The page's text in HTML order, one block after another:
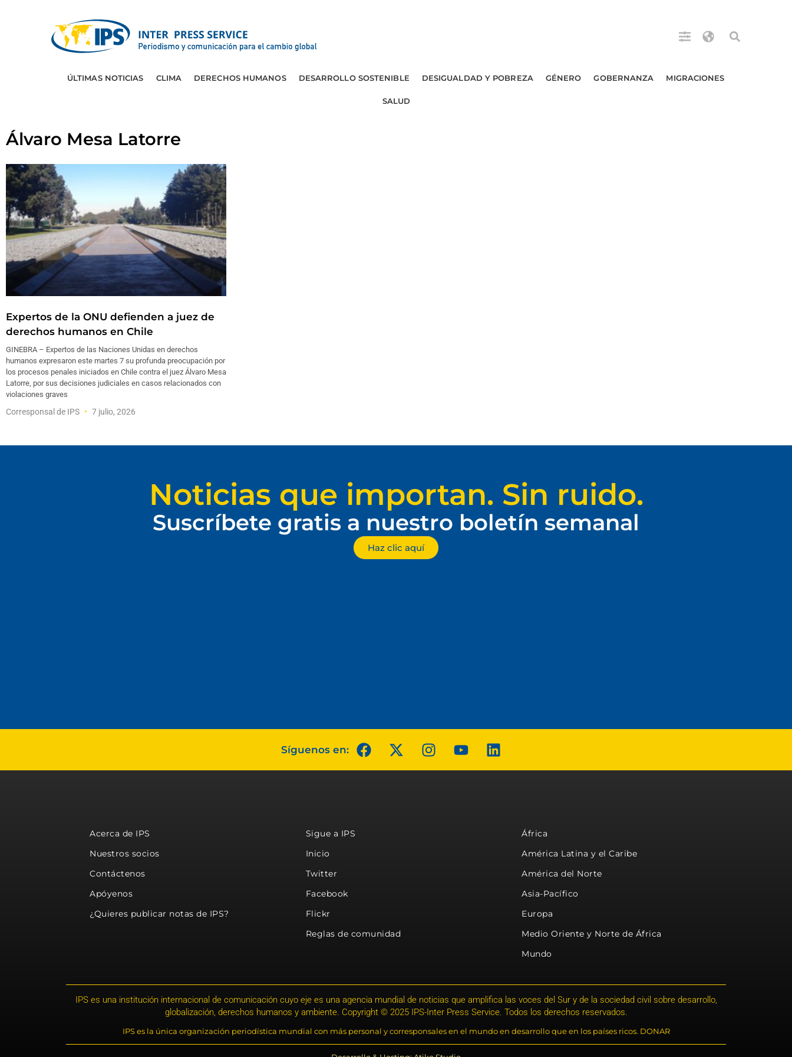
ÚLTIMAS NOTICIAS CLIMA DERECHOS HUMANOS DESARROLLO SOSTENIBLE DESIGUALDAD Y POBREZA GÉNERO GOBERNANZA MIGRACIONES
SALUD
Álvaro Mesa Latorre
Expertos de la ONU defienden a juez de
derechos humanos en Chile
GINEBRA – Expertos de las Naciones Unidas en derechos
humanos expresaron este martes 7 su profunda preocupación por
los procesos penales iniciados en Chile contra el juez Álvaro Mesa
Latorre, por sus decisiones judiciales en casos relacionados con
violaciones graves
Corresponsal de IPS 7 julio, 2026
Noticias que importan. Sin ruido.
Suscríbete gratis a nuestro boletín semanal
Haz clic aquí
Síguenos en:
Acerca de IPS
Nuestros socios
Contáctenos
Apóyenos
¿Quieres publicar notas de IPS?
Sigue a IPS
Inicio
Twitter
Facebook
Flickr
Reglas de comunidad
África
América Latina y el Caribe
América del Norte
Asia-Pacífico
Europa
Medio Oriente y Norte de África
Mundo
IPS es una institución internacional de comunicación cuyo eje es una agencia mundial de noticias que amplifica las voces del Sur y de la sociedad civil sobre desarrollo,
globalización, derechos humanos y ambiente. Copyright © 2025 IPS-Inter Press Service. Todos los derechos reservados.
IPS es la única organización periodística mundial con más personal y corresponsales en el mundo en desarrollo que en los países ricos. DONAR